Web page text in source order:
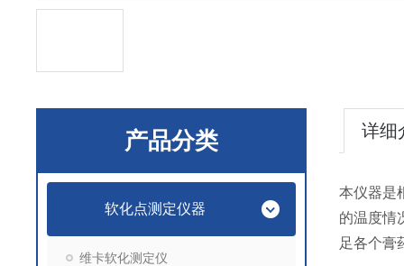
产品分类
软化点测定仪器
维卡软化测定仪
详细
本仪器是
的温度情
足各个膏